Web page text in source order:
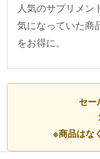
人気のサプリメン
気になっていた商
をお得に。
セー
※商品はな